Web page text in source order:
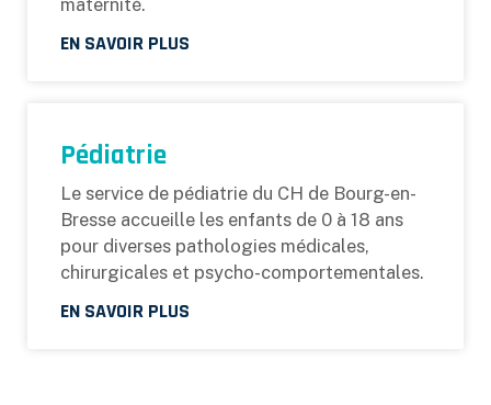
maternité.
EN SAVOIR PLUS
Pédiatrie
Le service de pédiatrie du CH de Bourg-en-
Bresse accueille les enfants de 0 à 18 ans
pour diverses pathologies médicales,
chirurgicales et psycho-comportementales.
EN SAVOIR PLUS